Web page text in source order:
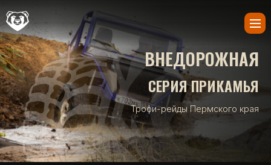
ВНЕДОРОЖНАЯ
СЕРИЯ ПРИКАМЬЯ
Трофи-рейды Пермского края